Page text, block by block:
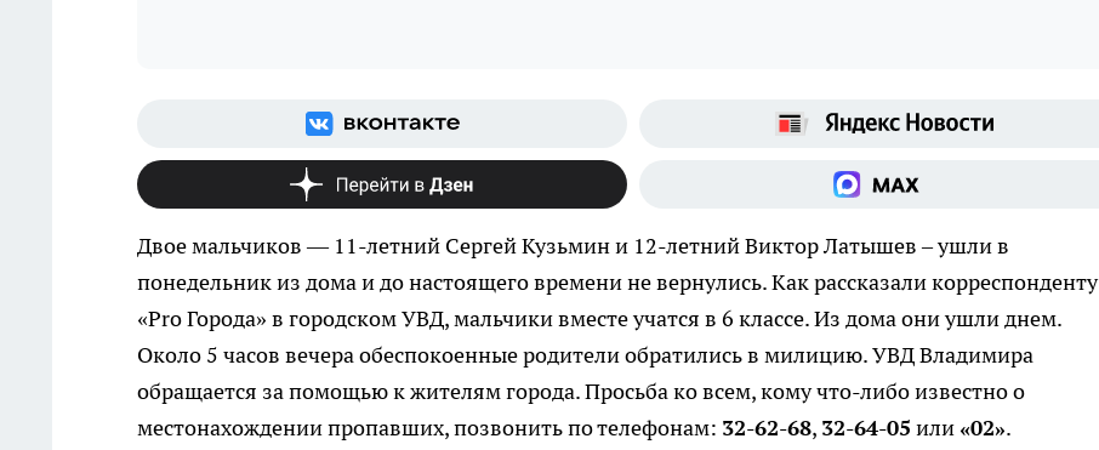
Двое мальчиков — 11-летний Сергей Кузьмин и 12-летний Виктор Латышев – ушли в
понедельник из дома и до настоящего времени не вернулись. Как рассказали корреспонденту
«Pro Города» в городском УВД, мальчики вместе учатся в 6 классе. Из дома они ушли днем.
Около 5 часов вечера обеспокоенные родители обратились в милицию. УВД Владимира
обращается за помощью к жителям города. Просьба ко всем, кому что-либо известно о
местонахождении пропавших, позвонить по телефонам: 32-62-68, 32-64-05 или «02».